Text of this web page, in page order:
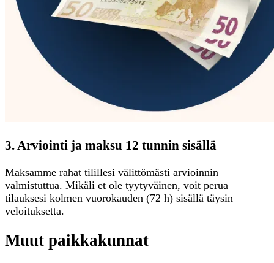
3. Arviointi ja maksu 12 tunnin sisällä
Maksamme rahat tilillesi välittömästi arvioinnin
valmistuttua. Mikäli et ole tyytyväinen, voit perua
tilauksesi kolmen vuorokauden (72 h) sisällä täysin
veloituksetta.
Muut paikkakunnat